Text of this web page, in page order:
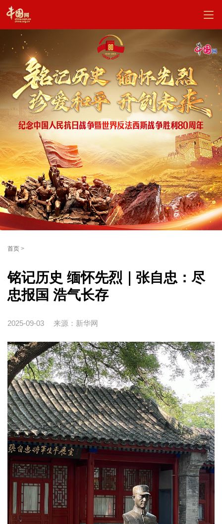
首页 >
铭记历史 缅怀先烈｜张自忠：尽
忠报国 浩气长存
2025-09-03 来源：新华网